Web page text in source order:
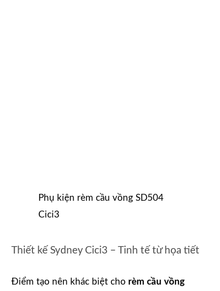
Phụ kiện rèm cầu vồng SD504
Cici3
Thiết kế Sydney Cici3 – Tinh tế từ họa tiết
Điểm tạo nên khác biệt cho rèm cầu vồng